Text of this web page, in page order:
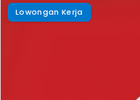
Lowongan Kerja